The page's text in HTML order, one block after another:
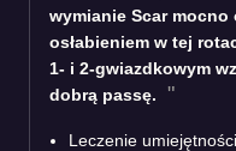
wymianie Scar mocno
osłabieniem w tej
1- i 2-gwiazdkowym
dobrą passę.
Leczenie